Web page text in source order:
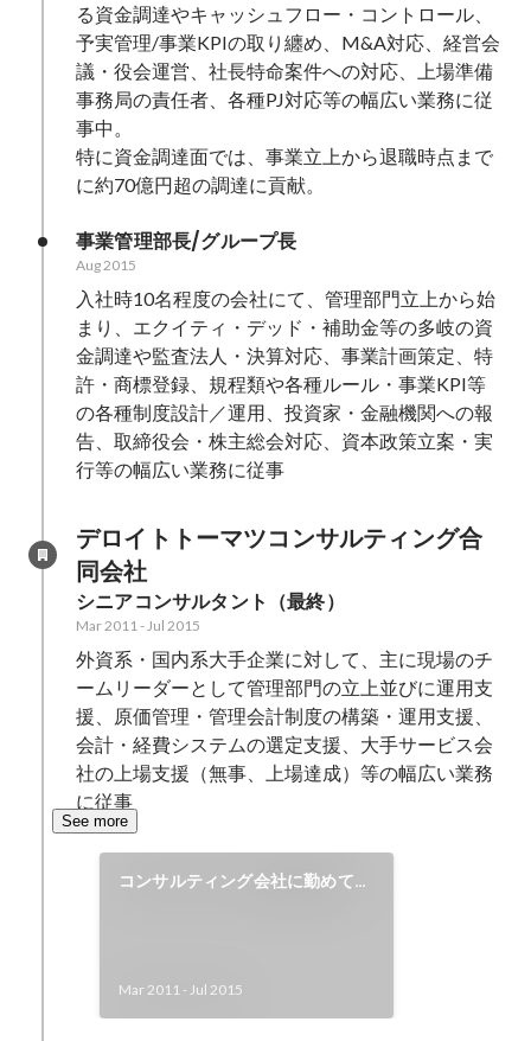
る資金調達やキャッシュフロー・コントロール、
予実管理/事業KPIの取り纏め、M&A対応、経営会
議・役会運営、社長特命案件への対応、上場準備
事務局の責任者、各種PJ対応等の幅広い業務に従
事中。
特に資金調達面では、事業立上から退職時点まで
に約70億円超の調達に貢献。
事業管理部長/グループ長
Aug 2015
入社時10名程度の会社にて、管理部門立上から始
まり、エクイティ・デッド・補助金等の多岐の資
金調達や監査法人・決算対応、事業計画策定、特
許・商標登録、規程類や各種ルール・事業KPI等
の各種制度設計／運用、投資家・金融機関への報
告、取締役会・株主総会対応、資本政策立案・実
行等の幅広い業務に従事
デロイトトーマツコンサルティング合
同会社
シニアコンサルタント（最終）
Mar 2011-Jul 2015
外資系・国内系大手企業に対して、主に現場のチ
ームリーダーとして管理部門の立上並びに運用支
援、原価管理・管理会計制度の構築・運用支援、
会計・経費システムの選定支援、大手サービス会
社の上場支援（無事、上場達成）等の幅広い業務
に従事
See more
コンサルティング会社に勤めてい
Mar 2011 -Jul 2015